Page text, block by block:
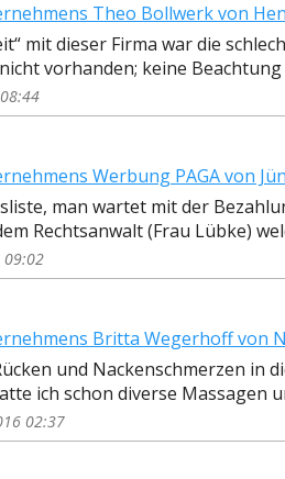
Theo Bollwerk von
mit dieser Firma war die
vorhanden; keine Beachtung
Werbung PAGA von
man wartet mit der
Rechtsanwalt (Frau Lübke)
09:02
Britta Wegerhoff von
und Nackenschmerzen in
ich schon diverse Massagen
02:37